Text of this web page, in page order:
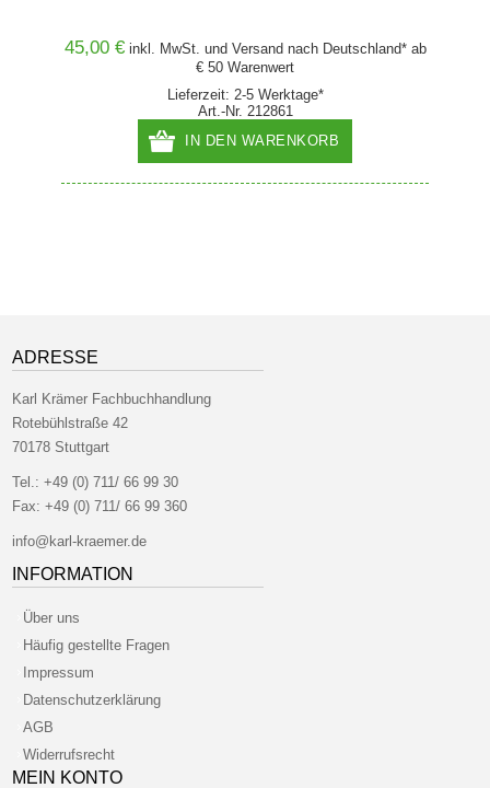
45,00 € inkl. MwSt. und Versandnach Deutschland* ab
€ 50 Warenwert
Lieferzeit: 2-5 Werktage*
Art.-Nr. 212861
IN DEN WARENKORB
ADRESSE
Karl Krämer Fachbuchhandlung
Rotebühlstraße 42
70178 Stuttgart
Tel.:+49 (0) 711/ 66 99 30
Fax: +49 (0) 711/ 66 99 360
info@karl-kraemer.de
INFORMATION
Über uns
Häufig gestellte Fragen
Impressum
Datenschutzerklärung
AGB
Widerrufsrecht
MEIN KONTO